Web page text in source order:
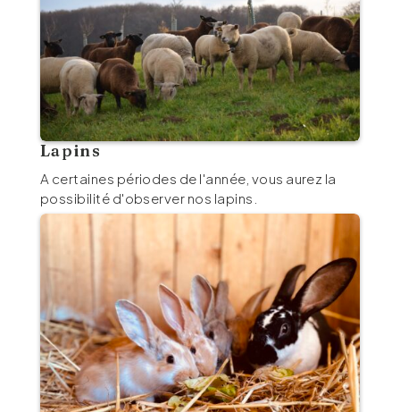
Lapins
A certaines périodes de l'année, vous aurez la
possibilité d'observer nos lapins.